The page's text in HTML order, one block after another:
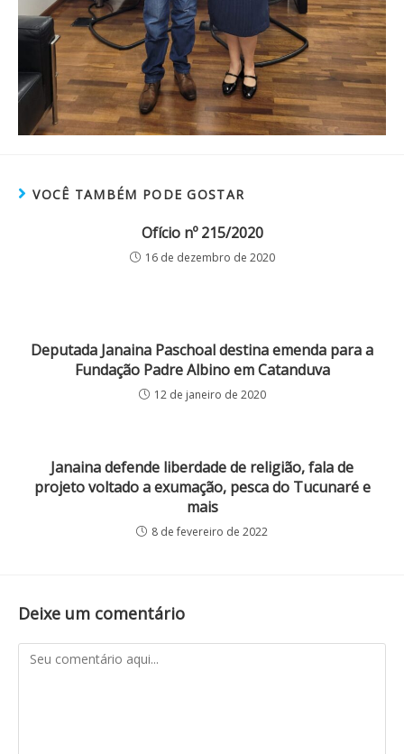
VOCÊ TAMBÉM PODE GOSTAR
Ofício nº 215/2020
16 de dezembro de 2020
Deputada Janaina Paschoal destina emenda para a
Fundação Padre Albino em Catanduva
12 de janeiro de 2020
Janaina defende liberdade de religião, fala de
projeto voltado a exumação, pesca do Tucunaré e
mais
8 de fevereiro de 2022
Deixe um comentário